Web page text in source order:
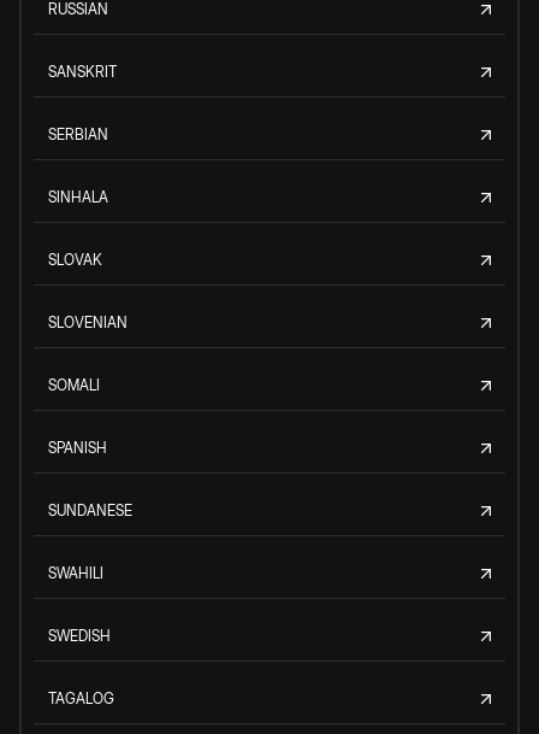
RUSSIAN
SANSKRIT
SERBIAN
SINHALA
SLOVAK
SLOVENIAN
SOMALI
SPANISH
SUNDANESE
SWAHILI
SWEDISH
TAGALOG